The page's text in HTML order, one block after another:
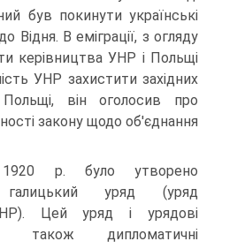
був покинути українські
Відня. В еміграції, з огляду
керівництва УНР і Польщі
УНР захистити західних
Польщі, він оголосив про
закону щодо об'єднання
р. було утворено
галицький уряд (уряд
Цей уряд і урядові
також дипломатичні